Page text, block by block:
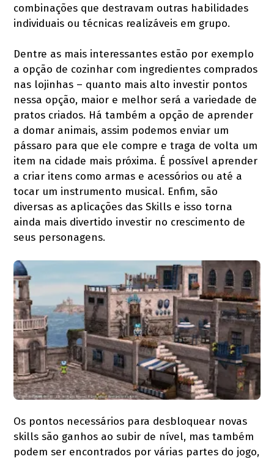
combinações que destravam outras habilidades
individuais ou técnicas realizáveis em grupo.
Dentre as mais interessantes estão por exemplo
a opção de cozinhar com ingredientes comprados
nas lojinhas – quanto mais alto investir pontos
nessa opção, maior e melhor será a variedade de
pratos criados. Há também a opção de aprender
a domar animais, assim podemos enviar um
pássaro para que ele compre e traga de volta um
item na cidade mais próxima. É possível aprender
a criar itens como armas e acessórios ou até a
tocar um instrumento musical. Enfim, são
diversas as aplicações das Skills e isso torna
ainda mais divertido investir no crescimento de
seus personagens.
Os pontos necessários para desbloquear novas
skills são ganhos ao subir de nível, mas também
podem ser encontrados por várias partes do jogo,